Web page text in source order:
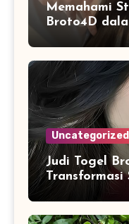
Memahami
Broto4D
dan Statistik
Uncategorized
Judi Togel
Transformasi
Angka Online